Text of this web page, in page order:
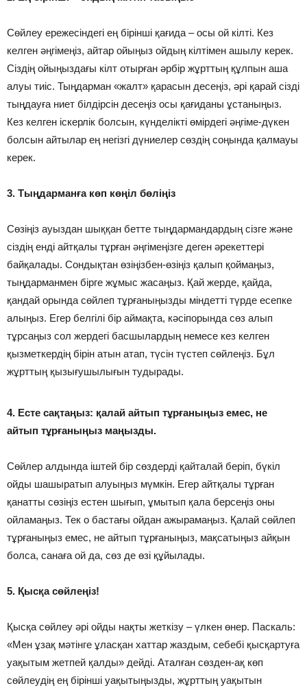
Сөйлеу ережесіндегі ең бірінші қағида – осы ой кілті. Кез
келген әңгімеңіз, айтар ойыңыз ойдың кілтімен ашылу керек.
Сіздің ойыңыздағы кілт отырған әрбір жұрттың құлпын аша
алуы тиіс. Тыңдарман «жалт» қарасын десеңіз, әрі қарай сізді
тыңдауға ниет білдірсін десеңіз осы қағиданы ұстаныңыз.
Кез келген іскерлік болсын, күнделікті өмірдегі әңгіме-дүкен
болсын айтылар ең негізгі дүниелер сөздің соңында қалмауы
керек.
3. Тыңдарманға көп көңіл бөліңіз
Сөзіңіз ауыздан шыққан бетте тыңдармандардың сізге және
сіздің енді айтқалы тұрған әңгімеңізге деген әрекеттері
байқалады. Сондықтан өзіңізбен-өзіңіз қалып қоймаңыз,
тыңдарманмен бірге жұмыс жасаңыз. Қай жерде, қайда,
қандай орында сөйлеп тұрғаныңызды міндетті түрде есепке
алыңыз. Егер белгілі бір аймақта, кәсіпорында сөз алып
тұрсаңыз сол жердегі басшылардың немесе кез келген
қызметкердің бірін атын атап, түсін түстеп сөйлеңіз. Бұл
жұрттың қызығушылығын тудырады.
4. Есте сақтаңыз: қалай айтып тұрғаныңыз емес, не
айтып тұрғаныңыз маңызды.
Сөйлер алдында іштей бір сөздерді қайталай беріп, бүкіл
ойды шашыратып алуыңыз мүмкін. Егер айтқалы тұрған
қанатты сөзіңіз естен шығып, ұмытып қала берсеңіз оны
ойламаңыз. Тек о бастағы ойдан ажырамаңыз. Қалай сөйлеп
тұрғаныңыз емес, не айтып тұрғаныңыз, мақсатыңыз айқын
болса, санаға ой да, сөз де өзі құйылады.
5. Қысқа сөйлеңіз!
Қысқа сөйлеу әрі ойды нақты жеткізу – үлкен өнер. Паскаль:
«Мен ұзақ мәтінге ұласқан хаттар жаздым, себебі қысқартуға
уақытым жетпей қалды» дейді. Аталған сөзден-ақ көп
сөйлеудің ең бірінші уақытыңызды, жұрттың уақытын